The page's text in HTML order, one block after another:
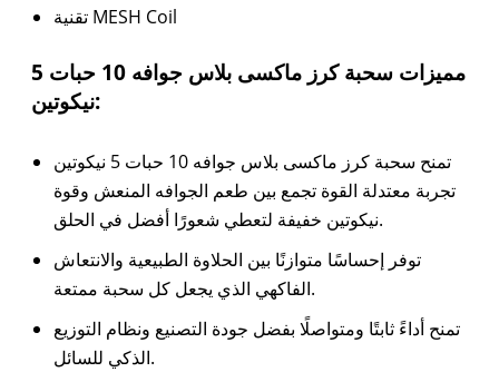
تقنية MESH Coil
مميزات سحبة كرز ماكسى بلاس جوافه 10 حبات 5
نيكوتين:
تمنح سحبة كرز ماكسى بلاس جوافه 10 حبات 5 نيكوتين
تجربة معتدلة القوة تجمع بين طعم الجوافه المنعش وقوة
نيكوتين خفيفة لتعطي شعورًا أفضل في الحلق.
توفر إحساسًا متوازنًا بين الحلاوة الطبيعية والانتعاش
الفاكهي الذي يجعل كل سحبة ممتعة.
تمنح أداءً ثابتًا ومتواصلًا بفضل جودة التصنيع ونظام التوزيع
الذكي للسائل.